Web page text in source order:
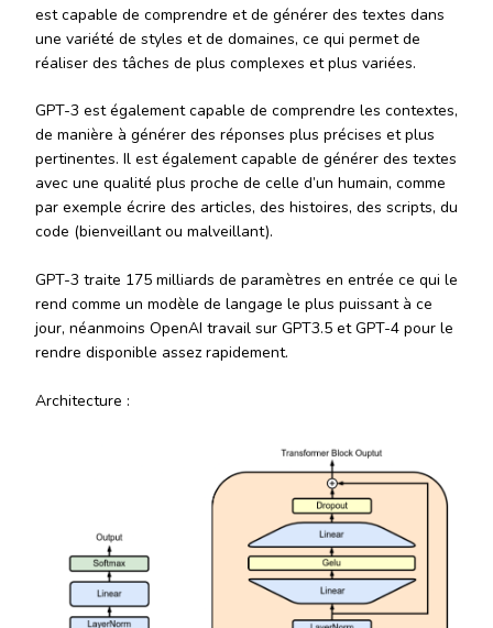
est capable de comprendre et de générer des textes dans
une variété de styles et de domaines, ce qui permet de
réaliser des tâches de plus complexes et plus variées.
GPT-3 est également capable de comprendre les contextes,
de manière à générer des réponses plus précises et plus
pertinentes. Il est également capable de générer des textes
avec une qualité plus proche de celle d’un humain, comme
par exemple écrire des articles, des histoires, des scripts, du
code (bienveillant ou malveillant).
GPT-3 traite 175 milliards de paramètres en entrée ce qui le
rend comme un modèle de langage le plus puissant à ce
jour, néanmoins OpenAI travail sur GPT3.5 et GPT-4 pour le
rendre disponible assez rapidement.
Architecture :